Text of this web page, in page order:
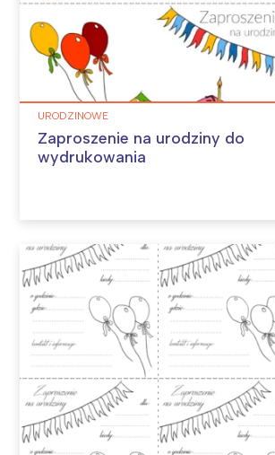
URODZINOWE
Zaproszenie na urodziny do
wydrukowania